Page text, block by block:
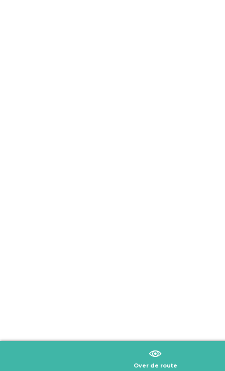
Over de route